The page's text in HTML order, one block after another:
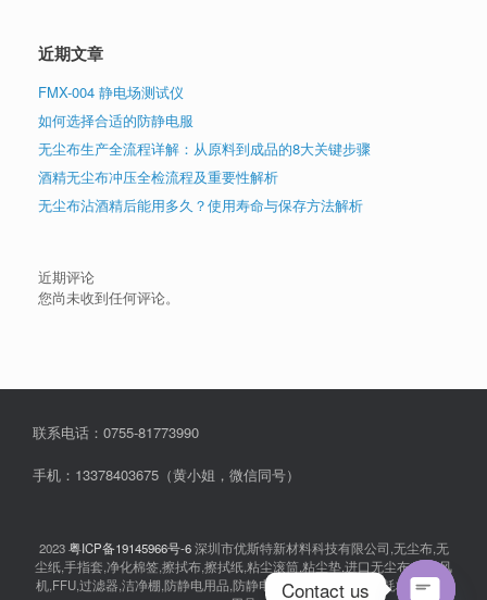
近期文章
FMX-004 静电场测试仪
如何选择合适的防静电服
无尘布生产全流程详解：从原料到成品的8大关键步骤
酒精无尘布冲压全检流程及重要性解析
无尘布沾酒精后能用多久？使用寿命与保存方法解析
近期评论
您尚未收到任何评论。
联系电话：0755-81773990
手机：13378403675（黄小姐，微信同号）
2023粤ICP备19145966号-6深圳市优斯特新材料科技有限公司,无尘布,无
尘纸,手指套,净化棉签,擦拭布,擦拭纸,粘尘滚筒,粘尘垫,进口无尘布,离子风
机,FFU,过滤器,洁净棚,防静电用品,防静电衣服,无尘室消耗品,耗材,实验室
Contact us